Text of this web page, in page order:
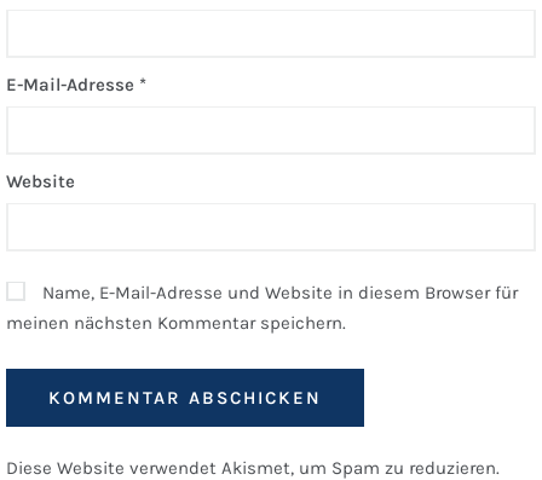
E-Mail-Adresse *
Website
Name, E-Mail-Adresse und Website in diesem Browser für
meinen nächsten Kommentar speichern.
Diese Website verwendet Akismet, um Spam zu reduzieren.